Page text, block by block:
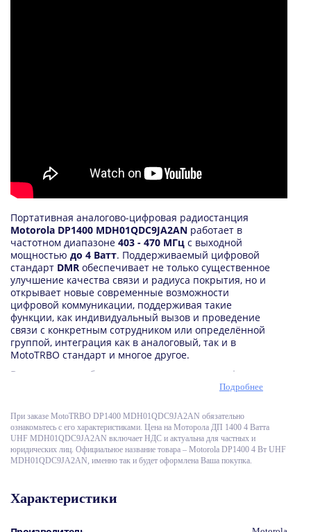
Портативная аналогово-цифровая радиостанция
Motorola DP1400 MDH01QDC9JA2AN работает в
частотном диапазоне 403 - 470 МГц с выходной
мощностью до 4 Ватт. Поддерживаемый цифровой
стандарт DMR обеспечивает не только существенное
улучшение качества связи и радиуса покрытия, но и
открывает новые современные возможности
цифровой коммуникации, поддерживая такие
функции, как индивидуальный вызов и проведение
связи с конкретным сотрудником или определённой
группой, интеграция как в аналоговый, так и в
MotoTRBO стандарт и многое другое.
Возможность выбора между аналоговым и цифровым
MotoTRBO DP1400
коммуникации и выбора необходимого стандарта по
необходимости, так и избавят вас от чрезмерных
затрат, если вы собираетесь постепенно обновить
стандарт используемой связи с аналоговой на
цифровую в вашей организации. Встроенная
снабжённых аналогичным функционалом. Таким
Подробнее
При заказе MotoTRВO DP1400 MDH01QDC9JA2AN обязательно
ознакомьтесь с его характеристиками. Цена на Моторола ДП 1400 4 Ватта
UHF MDH01QDC9JA2AN включает НДС и актуальна для частных и
юридических лиц. Официальное название товара – Motorola DP1400 4 Вт UHF
MDH01QDC9JA2AN, именно так и будет оформлена Ваша покупка.
Характеристики